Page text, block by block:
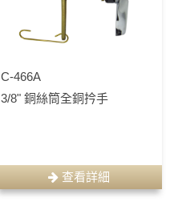
C-466A
3/8" 銅絲筒全銅扲手
查看詳細